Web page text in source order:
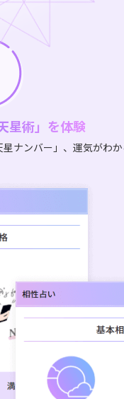
星術」を体験
ナンバー」、運気がわ